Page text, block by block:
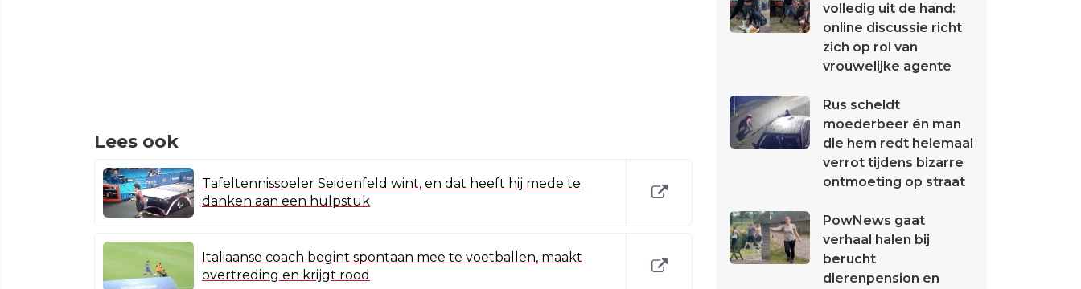
Lees ook
Tafeltennisspeler Seidenfeld wint, en dat heeft hij mede te
danken aan een hulpstuk
Italiaanse coach begint spontaan mee te voetballen, maakt
overtreding en krijgt rood
volledig uit de hand:
online discussie richt
zich op rol van
vrouwelijke agente
Rus scheldt
moederbeer én man
die hem redt helemaal
verrot tijdens bizarre
ontmoeting op straat
PowNews gaat
verhaal halen bij
berucht
dierenpension en